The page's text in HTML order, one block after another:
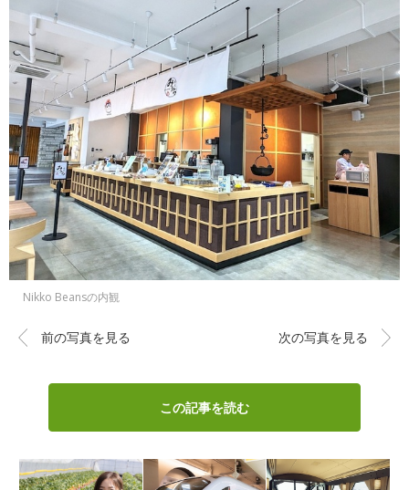
Nikko Beansの内観
前の写真を見る 次の写真を見る
この記事を読む